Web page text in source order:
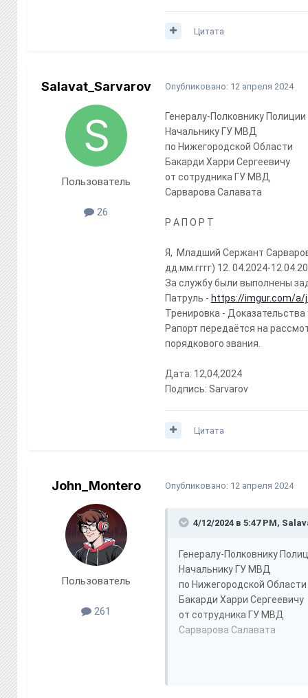
Цитата
Salavat_Sarvarov
Пользователь
26
Опубликовано: 12 апреля 2024
Генералу-Полковнику Полиции
Начальнику ГУ МВД
по Нижегородской Области
Бакарди Харри Сергеевичу
от сотрудника ГУ МВД
Сарварова Салавата
Р А П О Р Т
Я, Младший Сержант
дд.мм.гггг) 12. 04.2024-
За службу были выполнены
Патруль - https://imgur.com/a/
Тренировка -
Рапорт передаётся на
порядкового звания.
Дата: 12,04,2024
Подпись: Sarvarov
Цитата
John_Montero
Пользователь
261
Опубликовано: 12 апреля 2024
4/12/2024 в 5:47 PM,
Генералу-Полковнику
Начальнику ГУ МВД
по Нижегородской Области
Бакарди Харри Сергеевичу
от сотрудника ГУ МВД
Сарварова Салавата